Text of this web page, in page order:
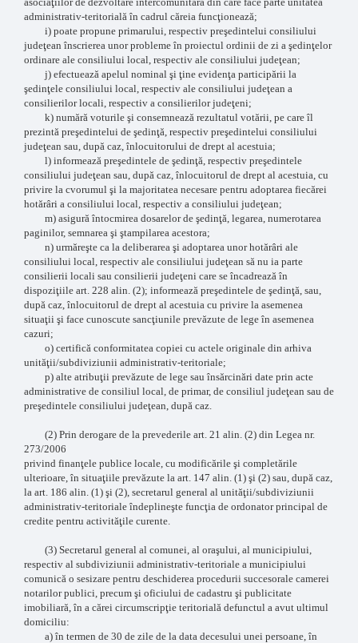
administrativ-teritorială în cadrul căreia funcţionează;
i) poate propune primarului, respectiv preşedintelui consiliului
judeţean înscrierea unor probleme în proiectul ordinii de zi a şedinţelor
ordinare ale consiliului local, respectiv ale consiliului judeţean;
j) efectuează apelul nominal şi ţine evidenţa participării la
şedinţele consiliului local, respectiv ale consiliului judeţean a
consilierilor locali, respectiv a consilierilor judeţeni;
k) numără voturile şi consemnează rezultatul votării, pe care îl
prezintă preşedintelui de şedinţă, respectiv preşedintelui consiliului
judeţean sau, după caz, înlocuitorului de drept al acestuia;
l) informează preşedintele de şedinţă, respectiv preşedintele
consiliului judeţean sau, după caz, înlocuitorul de drept al acestuia, cu
privire la cvorumul şi la majoritatea necesare pentru adoptarea fiecărei
hotărâri a consiliului local, respectiv a consiliului judeţean;
m) asigură întocmirea dosarelor de şedinţă, legarea, numerotarea
paginilor, semnarea şi ştampilarea acestora;
n) urmăreşte ca la deliberarea şi adoptarea unor hotărâri ale
consiliului local, respectiv ale consiliului judeţean să nu ia parte
consilierii locali sau consilierii judeţeni care se încadrează în
dispoziţiile art. 228 alin. (2); informează preşedintele de şedinţă, sau,
după caz, înlocuitorul de drept al acestuia cu privire la asemenea
situaţii şi face cunoscute sancţiunile prevăzute de lege în asemenea
cazuri;
o) certifică conformitatea copiei cu actele originale din arhiva
unităţii/subdiviziunii administrativ-teritoriale;
p) alte atribuţii prevăzute de lege sau însărcinări date prin acte
administrative de consiliul local, de primar, de consiliul judeţean sau de
preşedintele consiliului judeţean, după caz.
(2) Prin derogare de la prevederile art. 21 alin. (2) din Legea nr.
273/2006
privind finanţele publice locale, cu modificările şi completările
ulterioare, în situaţiile prevăzute la art. 147 alin. (1) şi (2) sau, după caz,
la art. 186 alin. (1) şi (2), secretarul general al unităţii/subdiviziunii
administrativ-teritoriale îndeplineşte funcţia de ordonator principal de
credite pentru activităţile curente.
(3) Secretarul general al comunei, al oraşului, al municipiului,
respectiv al subdiviziunii administrativ-teritoriale a municipiului
comunică o sesizare pentru deschiderea procedurii succesorale camerei
notarilor publici, precum şi oficiului de cadastru şi publicitate
imobiliară, în a cărei circumscripţie teritorială defunctul a avut ultimul
domiciliu:
a) în termen de 30 de zile de la data decesului unei persoane, în